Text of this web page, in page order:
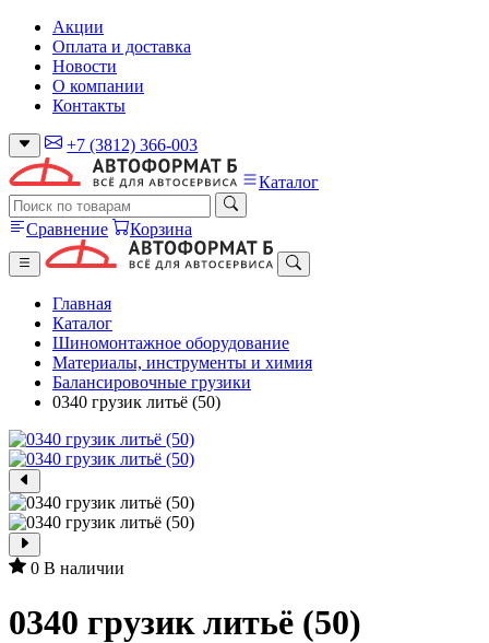
Акции
Оплата и доставка
Новости
О компании
Контакты
+7 (3812) 366-003
Каталог
Сравнение Корзина
Главная
Каталог
Шиномонтажное оборудование
Материалы, инструменты и химия
Балансировочные грузики
0340 грузик литьё (50)
0 В наличии
0340 грузик литьё (50)